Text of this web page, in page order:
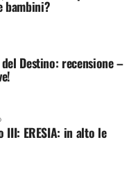
bambini?
Destino: recensione –
III: ERESIA: in alto le